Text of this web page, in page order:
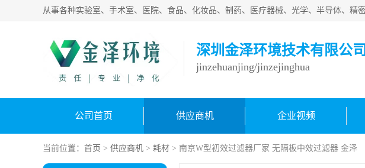
深圳金泽环境技术有限公司
jinzehuanjing/jinzejinghua
公司首页 供应商机 企业视频
当前位置： 首页 > 供应商机 > 耗材 > 南京W型初效过滤器厂家 无隔板中效过滤器 金泽